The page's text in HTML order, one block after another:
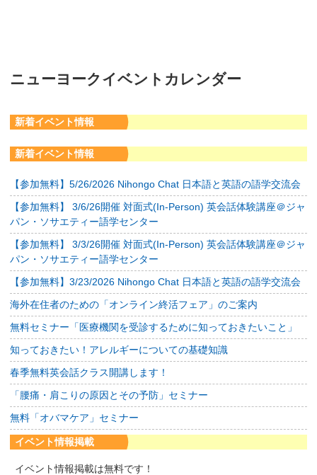
ニューヨークイベントカレンダー
新着イベント情報
新着イベント情報
【参加無料】5/26/2026 Nihongo Chat 日本語と英語の語学交流会
【参加無料】 3/6/26開催 対面式(In-Person) 英会話体験講座＠ジャ
パン・ソサエティー語学センター
【参加無料】 3/3/26開催 対面式(In-Person) 英会話体験講座＠ジャ
パン・ソサエティー語学センター
【参加無料】3/23/2026 Nihongo Chat 日本語と英語の語学交流会
海外在住者のための「オンライン終活フェア」のご案内
無料セミナー「医療機関を受診するために知っておきたいこと」
知っておきたい！アレルギーについての基礎知識
春季無料英会話クラス開講します！
「腰痛・肩こりの原因とその予防」セミナー
無料「オバマケア」セミナー
イベント情報掲載
イベント情報掲載は無料です！